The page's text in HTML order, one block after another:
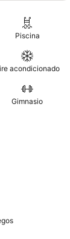
Piscina
acondicionado
Gimnasio